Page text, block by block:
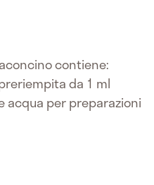
contiene:
da 1 ml
acqua per preparazioni